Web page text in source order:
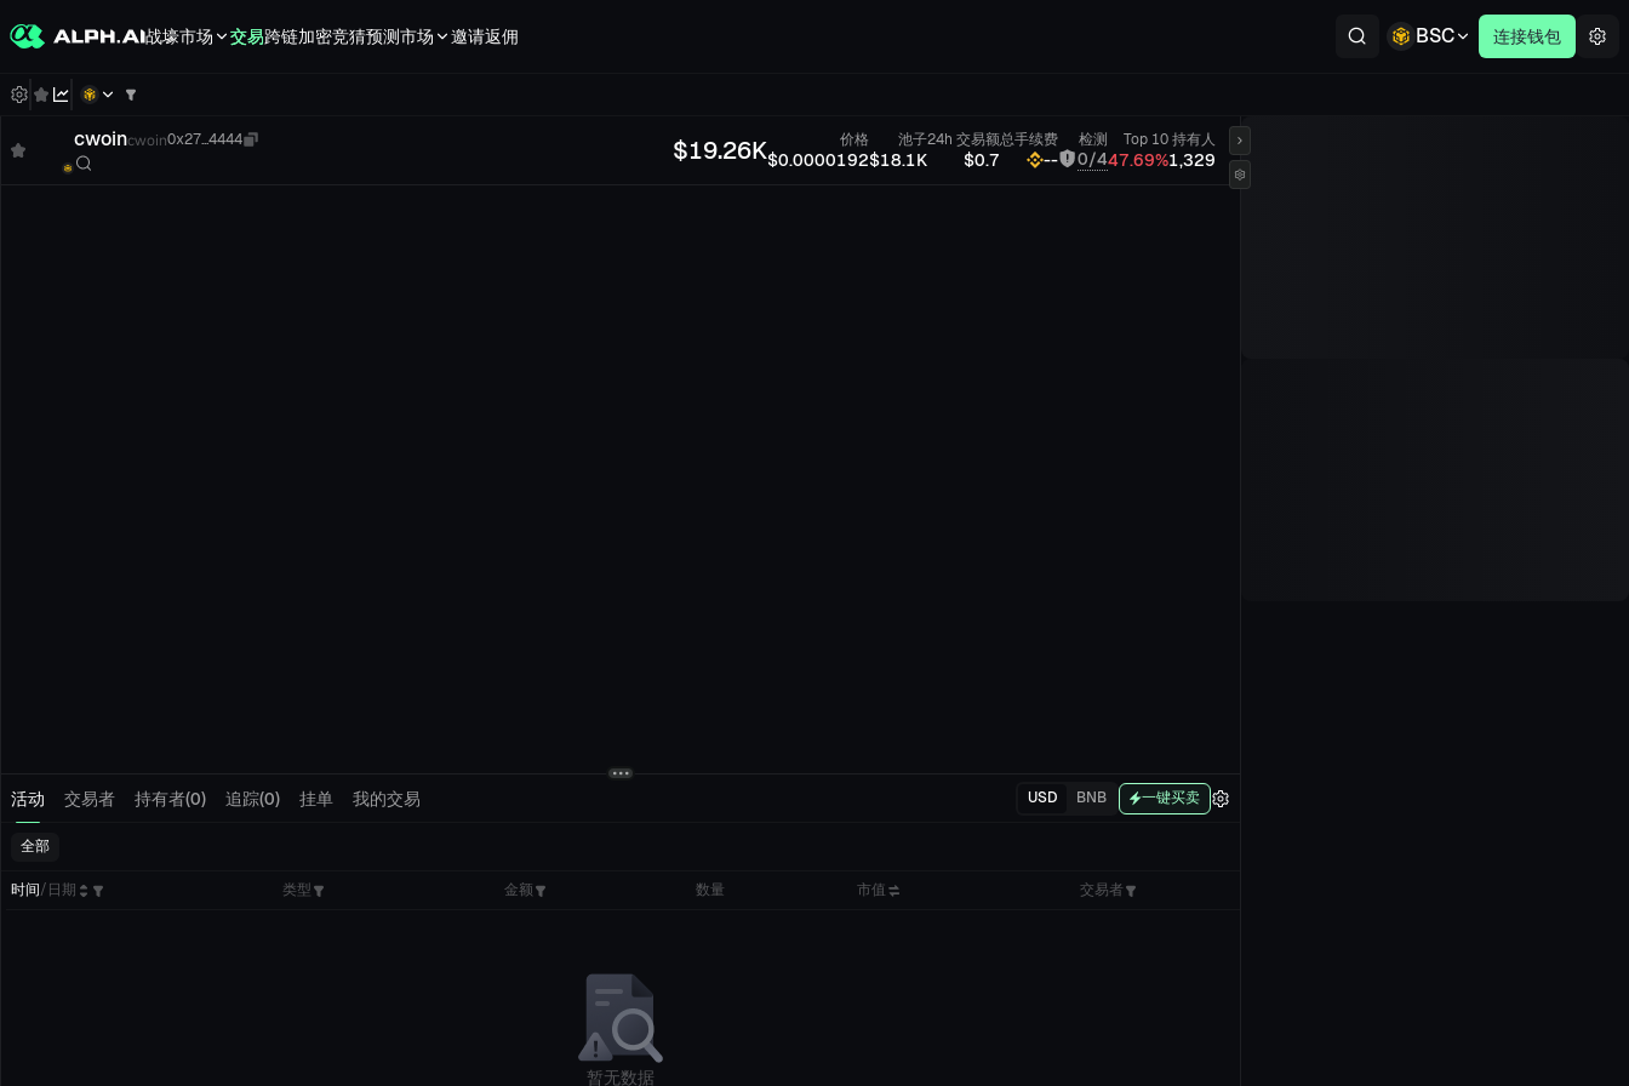
战壕市场 交易跨链加密竞猜预测市场 邀请返佣 BSC 连接钱包
cwoincwoin0x27...4444 $19.26K 价格
$0.0000192
池子
$18.1K
24h 交易额
$0.7
总手续费
--
检测
0/4
Top 10
47.69%
持有人
1,329
活动 交易者 持有者(0) 追踪(0) 挂单 我的交易 USD BNB 一键买卖
全部
时间/日期 类型 金额 数量 市值 交易者
暂无数据